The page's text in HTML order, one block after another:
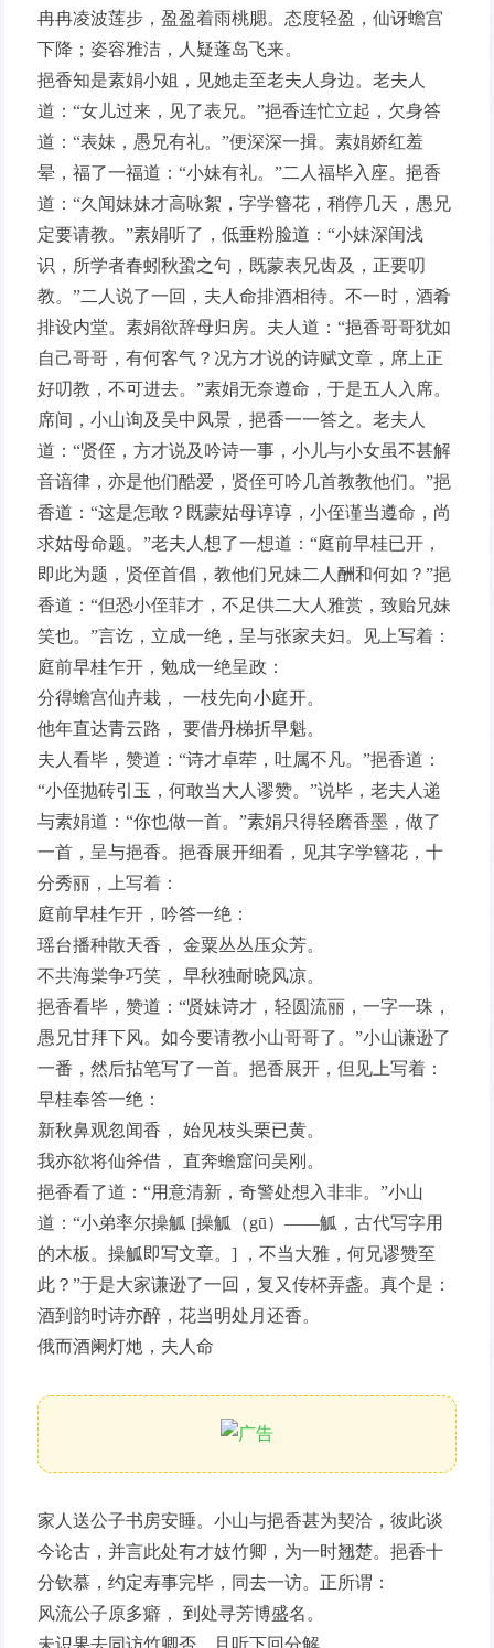
冉冉凌波莲步，盈盈着雨桃腮。态度轻盈，仙讶蟾宫
下降；姿容雅洁，人疑蓬岛飞来。
挹香知是素娟小姐，见她走至老夫人身边。老夫人
道：“女儿过来，见了表兄。”挹香连忙立起，欠身答
道：“表妹，愚兄有礼。”便深深一揖。素娟娇红羞
晕，福了一福道：“小妹有礼。”二人福毕入座。挹香
道：“久闻妹妹才高咏絮，字学簪花，稍停几天，愚兄
定要请教。”素娟听了，低垂粉脸道：“小妹深闺浅
识，所学者春蚓秋蛩之句，既蒙表兄齿及，正要叨
教。”二人说了一回，夫人命排酒相待。不一时，酒肴
排设内堂。素娟欲辞母归房。夫人道：“挹香哥哥犹如
自己哥哥，有何客气？况方才说的诗赋文章，席上正
好叨教，不可进去。”素娟无奈遵命，于是五人入席。
席间，小山询及吴中风景，挹香一一答之。老夫人
道：“贤侄，方才说及吟诗一事，小儿与小女虽不甚解
音谙律，亦是他们酷爱，贤侄可吟几首教教他们。”挹
香道：“这是怎敢？既蒙姑母谆谆，小侄谨当遵命，尚
求姑母命题。”老夫人想了一想道：“庭前早桂已开，
即此为题，贤侄首倡，教他们兄妹二人酬和何如？”挹
香道：“但恐小侄菲才，不足供二大人雅赏，致贻兄妹
笑也。”言讫，立成一绝，呈与张家夫妇。见上写着：
庭前早桂乍开，勉成一绝呈政：
分得蟾宫仙卉栽， 一枝先向小庭开。
他年直达青云路， 要借丹梯折早魁。
夫人看毕，赞道：“诗才卓荦，吐属不凡。”挹香道：
“小侄抛砖引玉，何敢当大人谬赞。”说毕，老夫人递
与素娟道：“你也做一首。”素娟只得轻磨香墨，做了
一首，呈与挹香。挹香展开细看，见其字学簪花，十
分秀丽，上写着：
庭前早桂乍开，吟答一绝：
瑶台播种散天香， 金粟丛丛压众芳。
不共海棠争巧笑， 早秋独耐晓风凉。
挹香看毕，赞道：“贤妹诗才，轻圆流丽，一字一珠，
愚兄甘拜下风。如今要请教小山哥哥了。”小山谦逊了
一番，然后拈笔写了一首。挹香展开，但见上写着：
早桂奉答一绝：
新秋鼻观忽闻香， 始见枝头栗已黄。
我亦欲将仙斧借， 直奔蟾窟问吴刚。
挹香看了道：“用意清新，奇警处想入非非。”小山
道：“小弟率尔操觚 [操觚（gū）——觚，古代写字用
的木板。操觚即写文章。] ，不当大雅，何兄谬赞至
此？”于是大家谦逊了一回，复又传杯弄盏。真个是：
酒到韵时诗亦醉，花当明处月还香。
俄而酒阑灯灺，夫人命
家人送公子书房安睡。小山与挹香甚为契洽，彼此谈
今论古，并言此处有才妓竹卿，为一时翘楚。挹香十
分钦慕，约定寿事完毕，同去一访。正所谓：
风流公子原多癖， 到处寻芳博盛名。
未识果去同访竹卿否，且听下回分解。